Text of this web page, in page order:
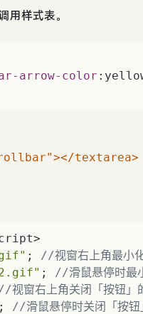
用样式表。
arrow-color
textarea>
; //视窗右上角最
; //滑鼠悬停时
视窗右上角关闭「按
; //滑鼠悬停时关闭「